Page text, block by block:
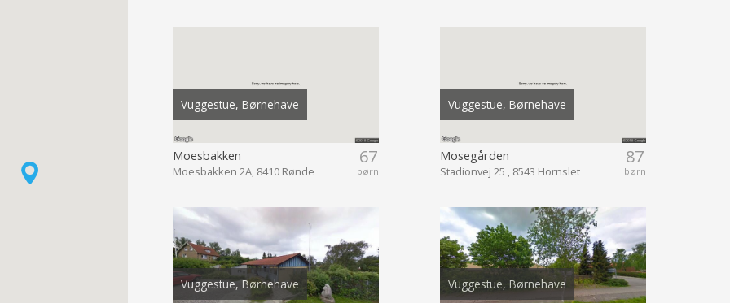
Vuggestue, Børnehave
67
børn
Moesbakken
Moesbakken 2A, 8410 Rønde
Vuggestue, Børnehave
87
børn
Mosegården
Stadionvej 25 , 8543 Hornslet
Vuggestue, Børnehave Vuggestue, Børnehave